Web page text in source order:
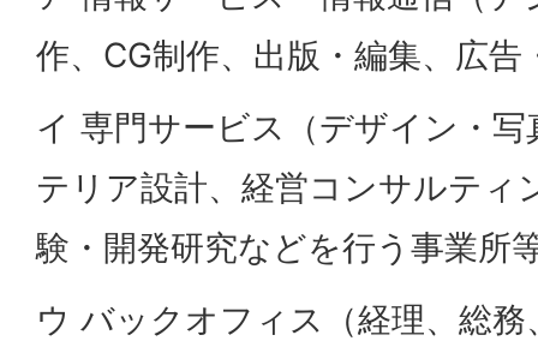
作、CG制作、出版・編集、広告
イ 専門サービス（デザイン・
テリア設計、経営コンサルティ
験・開発研究などを行う事業所
ウ バックオフィス（経理、総